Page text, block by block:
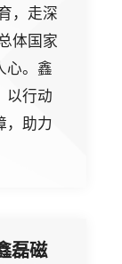
，走深
体国家
心。鑫
以行动
，助力
磊磁